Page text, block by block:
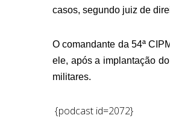
casos, segundo juiz de
O comandante da 54ª
ele, após a implantação
militares.
{podcast id=2072}